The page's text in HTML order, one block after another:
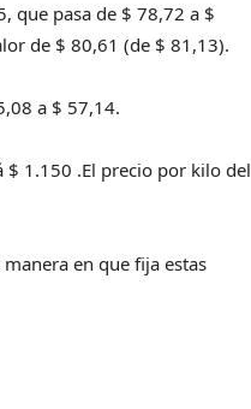
que pasa de $ 78,72 a $
de $ 80,61 (de $ 81,13).
a $ 57,14.
1.150 .El precio por kilo del
en que fija estas